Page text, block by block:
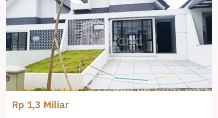
Rp 1,3 Miliar